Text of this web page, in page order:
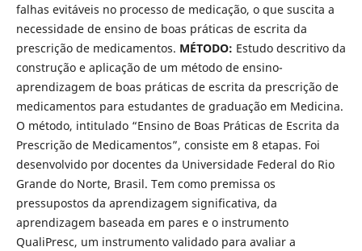
falhas evitáveis no processo de medicação, o que suscita a
necessidade de ensino de boas práticas de escrita da
prescrição de medicamentos. MÉTODO: Estudo descritivo da
construção e aplicação de um método de ensino-
aprendizagem de boas práticas de escrita da prescrição de
medicamentos para estudantes de graduação em Medicina.
O método, intitulado “Ensino de Boas Práticas de Escrita da
Prescrição de Medicamentos”, consiste em 8 etapas. Foi
desenvolvido por docentes da Universidade Federal do Rio
Grande do Norte, Brasil. Tem como premissa os
pressupostos da aprendizagem significativa, da
aprendizagem baseada em pares e o instrumento
QualiPresc, um instrumento validado para avaliar a